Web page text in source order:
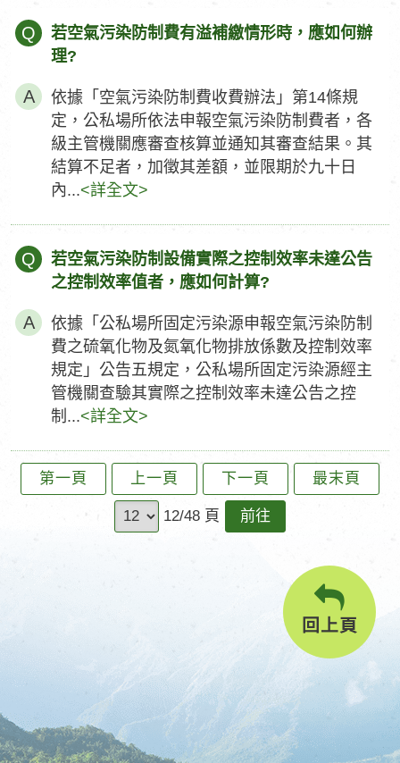
Q
若空氣污染防制費有溢補繳情形時，應如何辦
理?
依據「空氣污染防制費收費辦法」第14條規
定，公私場所依法申報空氣污染防制費者，各
級主管機關應審查核算並通知其審查結果。其
結算不足者，加徵其差額，並限期於九十日
內...<詳全文>
Q
若空氣污染防制設備實際之控制效率未達公告
之控制效率值者，應如何計算?
依據「公私場所固定污染源申報空氣污染防制
費之硫氧化物及氮氧化物排放係數及控制效率
規定」公告五規定，公私場所固定污染源經主
管機關查驗其實際之控制效率未達公告之控
制...<詳全文>
第一頁 上一頁 下一頁 最末頁
12/48 頁
往
回上頁